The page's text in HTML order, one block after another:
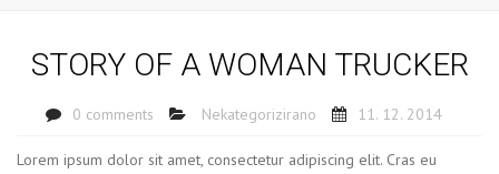
STORY OF A WOMAN TRUCKER
0 comments Nekategorizirano 11. 12. 2014
Lorem ipsum dolor sit amet, consectetur adipiscing elit. Cras eu